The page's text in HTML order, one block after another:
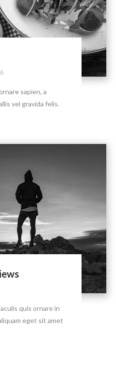
sapien, a
vel gravida felis.
quis ornare in
eget sit amet